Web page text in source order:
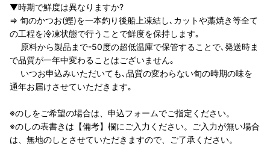
▼時期で鮮度は異なりますか?
⇒ 旬のかつお(鰹)を一本釣り後船上凍結し､カットや藁焼き等全て
の工程を冷凍状態で行うことで鮮度を保持します｡
原料から製品まで-50度の超低温庫で保管することで､発送時ま
で品質が一年中変わることはございません｡
いつお申込みいただいても､品質の変わらない旬の時期の味を
通年お届けさせていただきます｡
※のしをご希望の場合は、申込フォームでご指定ください。
※のしの表書きは【備考】欄にご入力ください。ご入力が無い場合
は、無地のしとさせていただきますので、ご了承ください。